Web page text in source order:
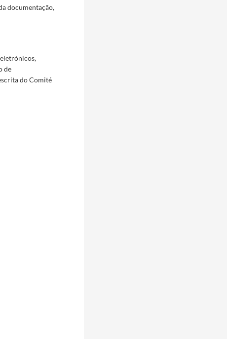
documentação,
de
do Comité